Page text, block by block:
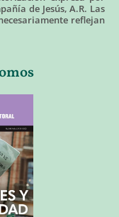
de Jesús, A.R. Las
reflejan